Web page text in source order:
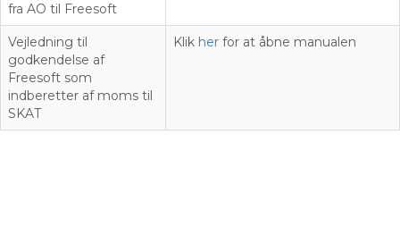
fra AO til Freesoft
Vejledning til
godkendelse af
Freesoft som
indberetter af moms til
SKAT
Klik her for at åbne manualen